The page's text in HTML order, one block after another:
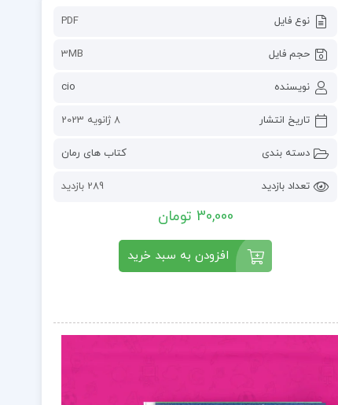
نوع فایل PDF
حجم فایل 3MB
نویسنده cio
تاریخ انتشار 8 ژانویه 2023
دسته بندی کتاب های رمان
تعداد بازدید 289 بازدید
30,000 تومان
افزودن به سبد خرید